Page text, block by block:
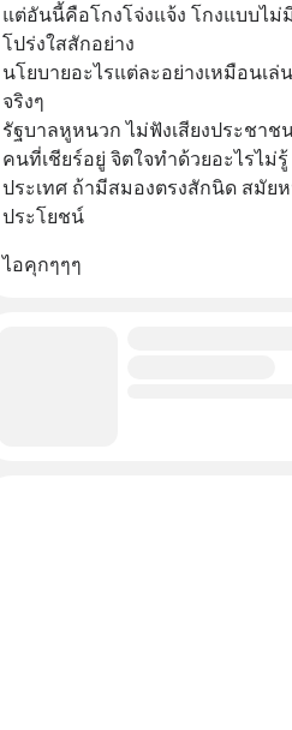
แต่อันนี้คือโกงโจ่งแจ้ง โกงแบบไม่
โปร่งใสสักอย่าง
นโยบายอะไรแต่ละอย่างเหมือนเ
จริงๆ
รัฐบาลหูหนวก ไม่ฟังเสียงประชา
คนที่เชียร์อยู่ จิตใจทำด้วยอะไรไ
ประเทศ ถ้ามีสมองตรงสักนิด สมัย
ประโยชน์
ไอคุกๆๆๆ